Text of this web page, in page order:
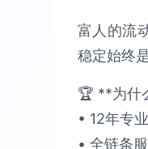
富人的流
稳定始终
🏆 **为什
• 12年专
• 全链条